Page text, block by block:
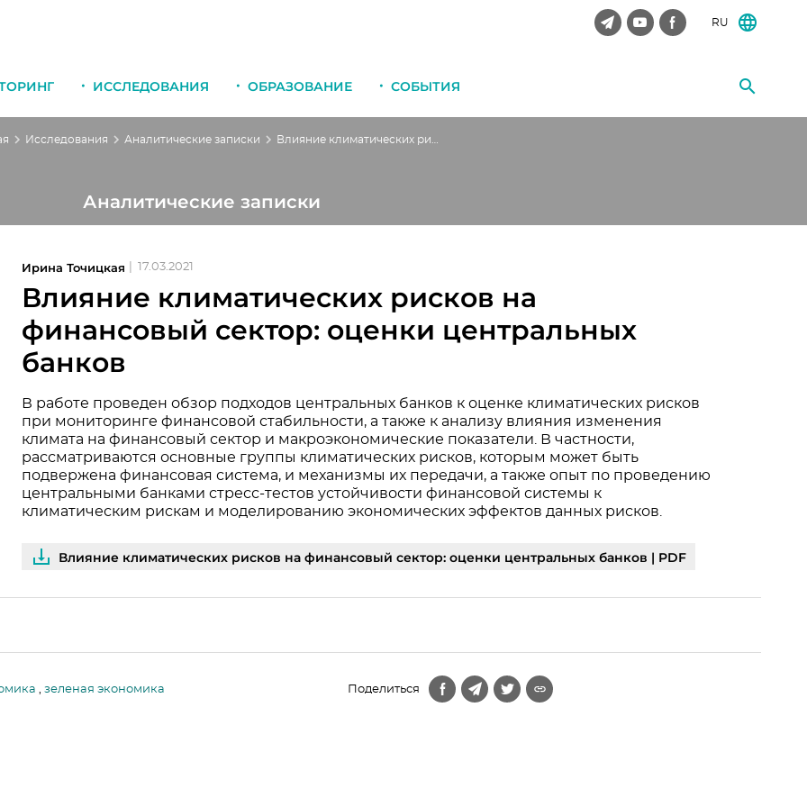
RU
ИССЛЕДОВАНИЯ ОБРАЗОВАНИЕ СОБЫТИЯ
Исследования Аналитические записки
Аналитические записки
Ирина Точицкая 17.03.2021
Влияние климатических рисков на
финансовый сектор: оценки центральных
банков
В работе проведен обзор подходов центральных банков к оценке климатических рисков
при мониторинге финансовой стабильности, а также к анализу влияния изменения
климата на финансовый сектор и макроэкономические показатели. В частности,
рассматриваются основные группы климатических рисков, которым может быть
подвержена финансовая система, и механизмы их передачи, а также опыт по проведению
центральными банками стресс-тестов устойчивости финансовой системы к
климатическим рискам и моделированию экономических эффектов данных рисков.
Влияние климатических рисков на финансовый сектор: оценки центральных банков | PDF
, зеленая экономика Поделиться